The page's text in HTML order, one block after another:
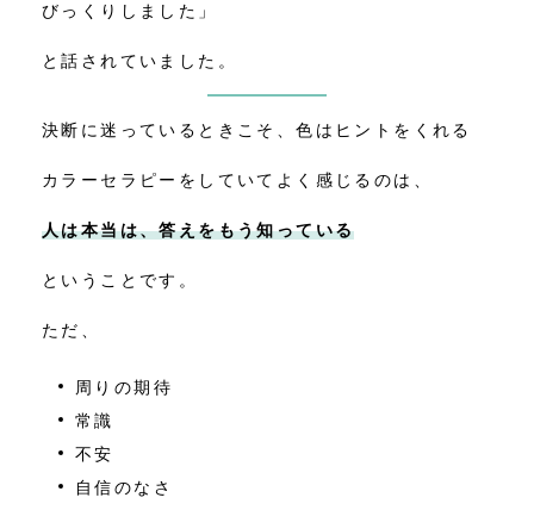
びっくりしました」
と話されていました。
決断に迷っているときこそ、色はヒントをくれる
カラーセラピーをしていてよく感じるのは、
人は本当は、答えをもう知っている
ということです。
ただ、
周りの期待
常識
不安
自信のなさ